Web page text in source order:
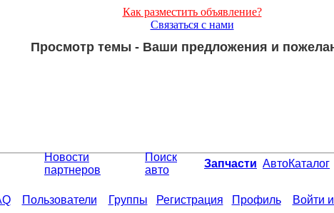
Как разместить объявление?
Связаться с нами
Просмотр темы - Ваши предложения и
Новости
партнеров
Поиск
авто
Запчасти АвтоКаталог
Пользователи Группы Регистрация Профиль Войти